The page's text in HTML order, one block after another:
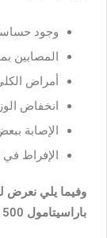
وجود
المصابين
أمراض
انخفاض
الإصابة
الإفراط في
وفيما يلي نعرض
باراسيتامول 500